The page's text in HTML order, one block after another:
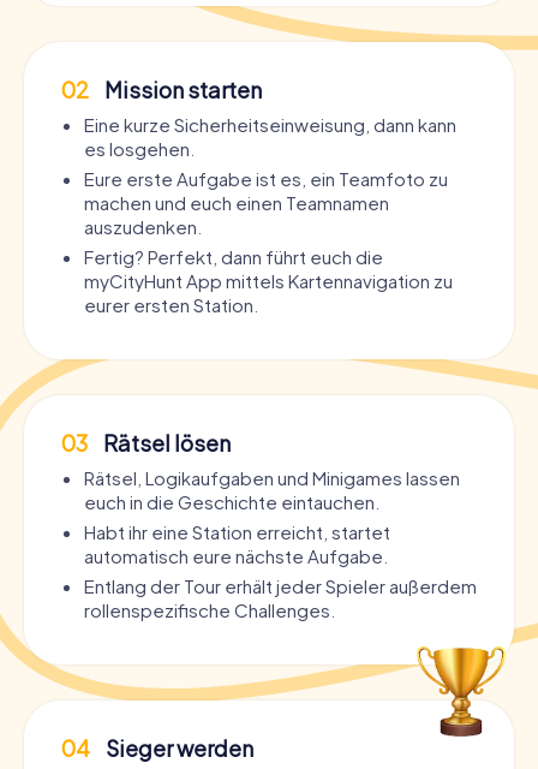
02 Mission starten
Eine kurze Sicherheitseinweisung, dann kann
es losgehen.
Eure erste Aufgabe ist es, ein Teamfoto zu
machen und euch einen Teamnamen
auszudenken.
Fertig? Perfekt, dann führt euch die
myCityHunt App mittels Kartennavigation zu
eurer ersten Station.
03 Rätsel lösen
Rätsel, Logikaufgaben und Minigames lassen
euch in die Geschichte eintauchen.
Habt ihr eine Station erreicht, startet
automatisch eure nächste Aufgabe.
Entlang der Tour erhält jeder Spieler außerdem
rollenspezifische Challenges.
04 Sieger werden